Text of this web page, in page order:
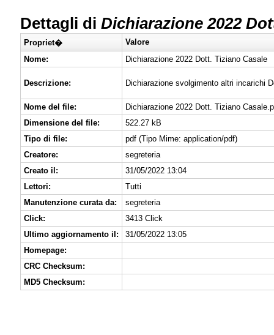
Dettagli di Dichiarazione 2022
Propriet�
Valore
Nome:
Dichiarazione 2022 Dott. Tiziano Casale
Descrizione: Dichiarazione svolgimento altri incarichi
Nome del file:
Dichiarazione 2022 Dott. Tiziano
Dimensione del file:
522.27 kB
Tipo di file:
pdf (Tipo Mime: application/pdf)
Creatore:
segreteria
Creato il:
31/05/2022 13:04
Lettori:
Tutti
Manutenzione curata da:
segreteria
Click:
3413 Click
Ultimo aggiornamento il:
31/05/2022 13:05
Homepage:
CRC Checksum:
MD5 Checksum: